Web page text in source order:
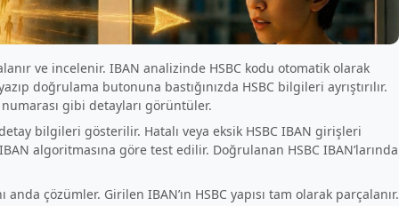
ve incelenir. IBAN analizinde HSBC kodu otomatik olarak
doğrulama butonuna bastığınızda HSBC bilgileri ayrıştırılır.
gibi detayları görüntüler.
bilgileri gösterilir. Hatalı veya eksik HSBC IBAN girişleri
algoritmasına göre test edilir. Doğrulanan HSBC IBAN’larında
çözümler. Girilen IBAN’ın HSBC yapısı tam olarak parçalanır.